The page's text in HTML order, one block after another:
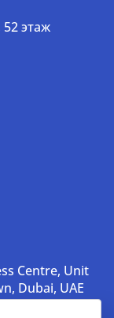
этаж
Centre, Unit
Dubai, UAE